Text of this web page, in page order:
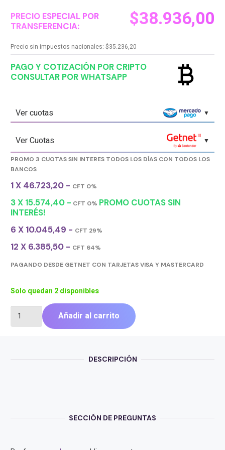
PRECIO ESPECIAL POR
TRANSFERENCIA:
$38.936,00
Precio sin impuestos nacionales: $35.236,20
PAGO Y COTIZACIÓN POR CRIPTO
CONSULTAR POR WHATSAPP
currency_bitcoin
Ver cuotas
Ver Cuotas
PROMO 3 CUOTAS SIN INTERES TODOS LOS DÍAS CON TODOS LOS
BANCOS
1 X 46.723,20 - CFT 0%
3 X 15.574,40 - CFT 0% PROMO CUOTAS SIN
INTERÉS!
6 X 10.045,49 - CFT 29%
12 X 6.385,50 - CFT 64%
PAGANDO DESDE GETNET CON TARJETAS VISA Y MASTERCARD
Solo quedan 2 disponibles
CABLE
HDMIM/HDMIM
Añadir al carrito
DESCRIPCIÓN
SECCIÓN DE PREGUNTAS